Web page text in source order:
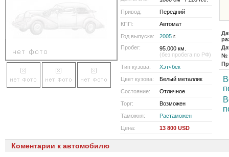
Привод:
Передний
КПП:
Автомат
Год выпуска:
2005 г.
Пробег:
95.000 км.
(без пробега по РФ)
Тип кузова:
Хэтчбек
Цвет кузова:
Белый металлик
Состояние:
Отличное
Торг:
Возможен
Таможня:
Растаможен
Цена:
13 800 USD
№
Коментарии к автомобилю